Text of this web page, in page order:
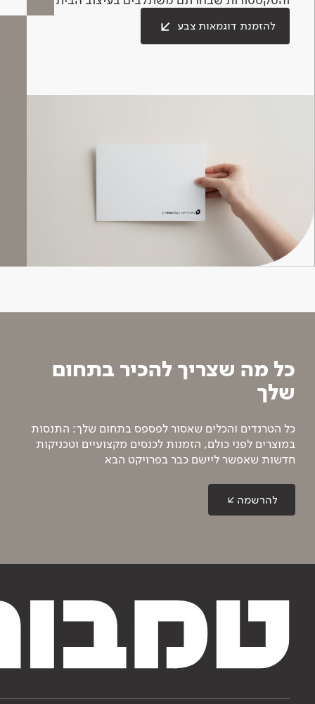
להזמנת דוגמאות צבע
כל מה שצריך להכיר בתחום
שלך
כל הטרנדים והכלים שאסור לפספס בתחום שלך: התנסות
במוצרים לפני כולם, הזמנות לכנסים מקצועיים וטכניקות
חדשות שאפשר ליישם כבר בפרויקט הבא
להרשמה